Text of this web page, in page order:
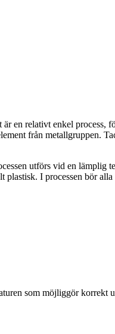
en relativt enkel process,
från metallgruppen.
utförs vid en lämplig
plastisk. I processen bör
som möjliggör korrekt